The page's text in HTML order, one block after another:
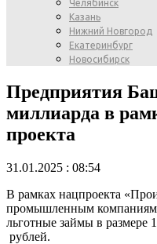
Челябинск
Казань
Нижний Новгород
Екатеринбург
Новосибирск
Предприятия
миллиарда в
проекта
31.01.2025 : 08:54
В рамках нацпроекта
промышленным компаниям
льготные займы в размере
рублей.